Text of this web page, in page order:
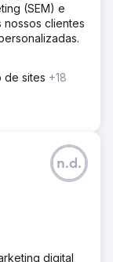
(SEM) e
nossos clientes
de sites +18
n.d.
digital